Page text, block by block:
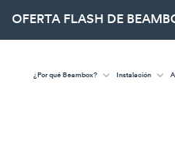
OFERTA FLASH DE
¿Por qué Beambox? Instalación